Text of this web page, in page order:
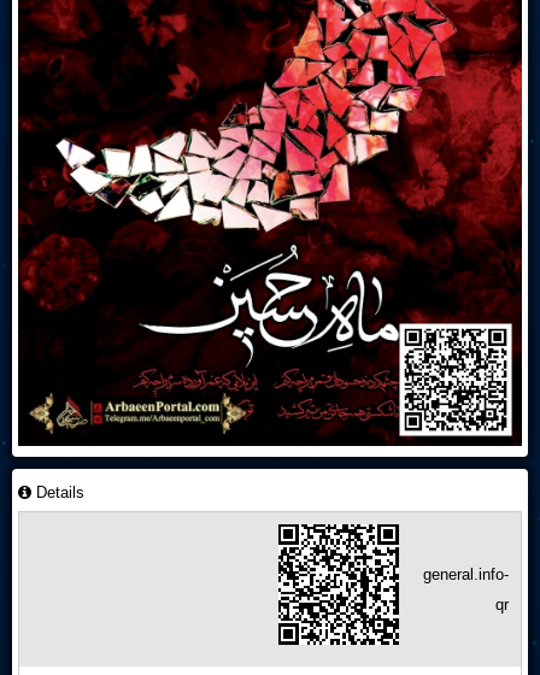
Details
general.info-
qr